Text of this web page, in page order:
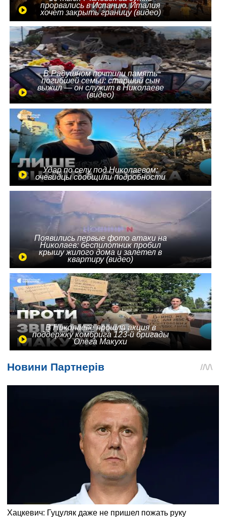
прорвались в Испанию, Италия
хочет закрыть границу (видео)
В Радушном почтили память
погибшей семьи: старший сын
выжил — он служит в Николаеве
(видео)
Удар по селу под Николаевом:
очевидцы сообщили подробности
Появились первые фото атаки на
Николаев: беспилотник пробил
крышу жилого дома и залетел в
квартиру (видео)
В Николаеве прошла акция в
поддержку комбрига 123-й бригады
Олега Макухи